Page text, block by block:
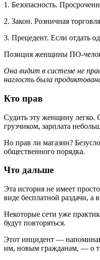
1. Безопасность.
2. Закон. Розничная
3. Прецедент. Если отдать
Позиция женщины ПО-
Она видит в системе не
наглость была
Кто прав
Судить эту женщину легко.
грузчиком, зарплата
Но прав ли магазин?
общественного порядка.
Что дальше
Эта история не имеет
виде бесплатной раздачи,
Некоторые сети уже
будут повторяться.
Этот инцидент —
им, новым гражданам, — о